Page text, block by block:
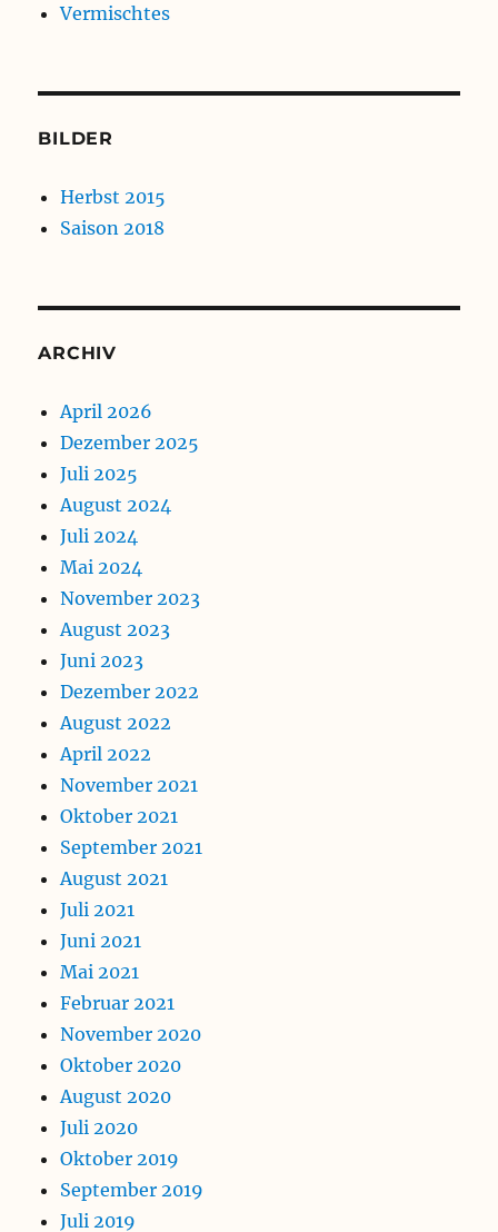
Vermischtes
BILDER
Herbst 2015
Saison 2018
ARCHIV
April 2026
Dezember 2025
Juli 2025
August 2024
Juli 2024
Mai 2024
November 2023
August 2023
Juni 2023
Dezember 2022
August 2022
April 2022
November 2021
Oktober 2021
September 2021
August 2021
Juli 2021
Juni 2021
Mai 2021
Februar 2021
November 2020
Oktober 2020
August 2020
Juli 2020
Oktober 2019
September 2019
Juli 2019